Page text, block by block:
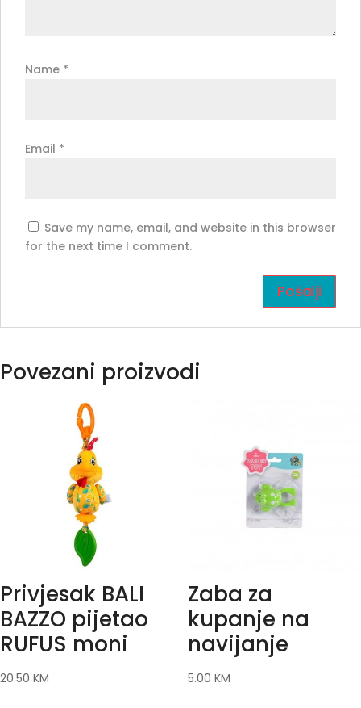
Name *
Email *
Save my name, email, and website in this browser
for the next time I comment.
Povezani proizvodi
Privjesak BALI
BAZZO pijetao
RUFUS moni
20.50 KM
Zaba za
kupanje na
navijanje
5.00 KM